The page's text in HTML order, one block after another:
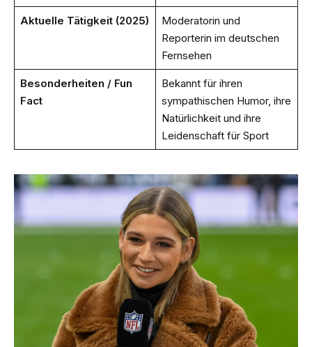
Aktuelle Tätigkeit (2025)
Moderatorin und
Reporterin im deutschen
Fernsehen
Besonderheiten / Fun
Fact
Bekannt für ihren
sympathischen Humor, ihre
Natürlichkeit und ihre
Leidenschaft für Sport